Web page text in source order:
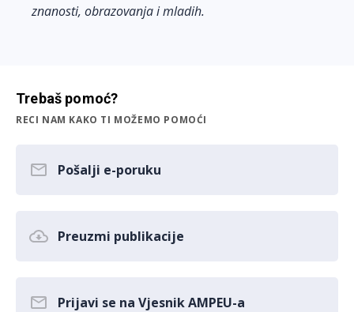
znanosti, obrazovanja i mladih.
Trebaš pomoć?
RECI NAM KAKO TI MOŽEMO POMOĆI
Pošalji e-poruku
Preuzmi publikacije
Prijavi se na Vjesnik AMPEU-a